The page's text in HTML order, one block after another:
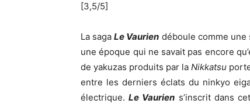
[3,5/5]
La sagaLe Vaurien déboule comme
une époque qui ne savait pas encore
de yakuzas produits par laNikkatsu
entre les derniers éclats du ninkyo
électrique.Le Vaurien s’inscrit dans